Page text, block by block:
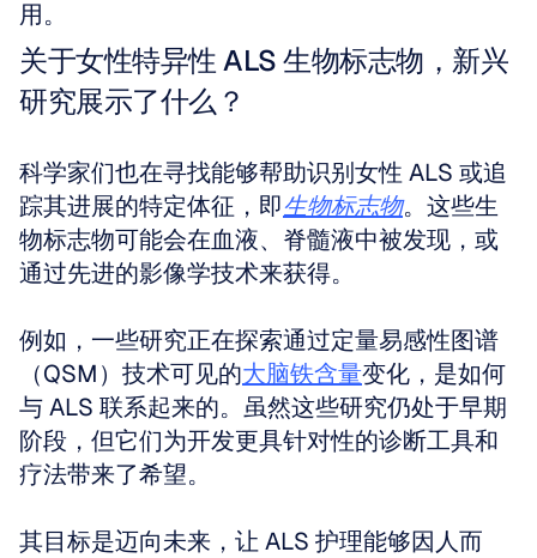
用。
关于女性特异性 ALS 生物标志物，新兴
研究展示了什么？
科学家们也在寻找能够帮助识别女性 ALS 或追
踪其进展的特定体征，即生物标志物。这些生
物标志物可能会在血液、脊髓液中被发现，或
通过先进的影像学技术来获得。
例如，一些研究正在探索通过定量易感性图谱
（QSM）技术可见的大脑铁含量变化，是如何
与 ALS 联系起来的。虽然这些研究仍处于早期
阶段，但它们为开发更具针对性的诊断工具和
疗法带来了希望。
其目标是迈向未来，让 ALS 护理能够因人而